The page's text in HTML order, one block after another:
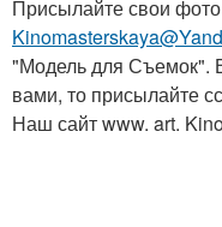
Присылайте свои
"Модель для Съемок".
вами, то присылайте
Наш сайт www. art.